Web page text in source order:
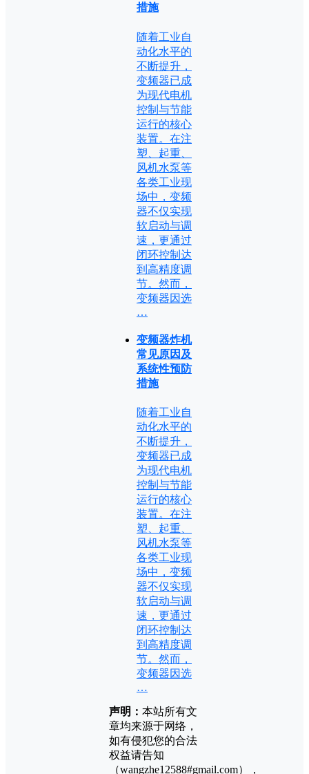
措施
随着工业自
动化水平的
不断提升，
变频器已成
为现代电机
控制与节能
运行的核心
装置。在注
塑、起重、
风机水泵等
各类工业现
场中，变频
器不仅实现
软启动与调
速，更通过
闭环控制达
到高精度调
节。然而，
变频器因选
…
变频器炸机
常见原因及
系统性预防
措施
随着工业自
动化水平的
不断提升，
变频器已成
为现代电机
控制与节能
运行的核心
装置。在注
塑、起重、
风机水泵等
各类工业现
场中，变频
器不仅实现
软启动与调
速，更通过
闭环控制达
到高精度调
节。然而，
变频器因选
…
声明： 本站所有文
章均来源于网络，
如有侵犯您的合法
权益请告知
（wangzhe12588#gmail.com），